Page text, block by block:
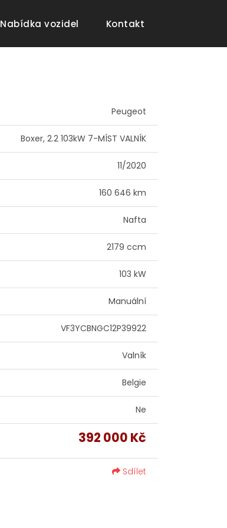
Nabídka vozidel (current)Kontakt
Peugeot
Boxer, 2.2 103kW 7-MÍST VALNÍK
11/2020
160 646 km
Nafta
2179 ccm
103 kW
Manuální
VF3YCBNGC12P39922
Valník
Belgie
Ne
392 000 Kč
Sdílet